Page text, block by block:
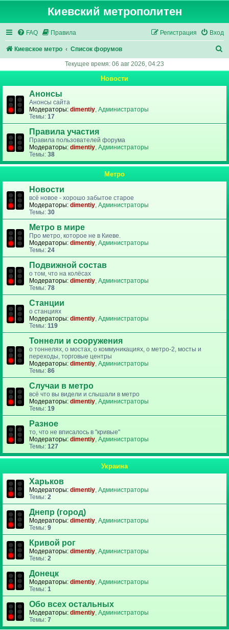
Киевский метрополитен
FAQ Правила Вход
Регистрация
Киевское метро Список форумов
Текущее время: 06 авг 2026, 04:23
Новости
Анонсы
Анонсы сайта
Модераторы: dimentiy, Администраторы
Темы: 17
Правила участия
Правила пользователей форума
Модераторы: dimentiy, Администраторы
Темы: 38
Метро
Новости
всё новое - хорошо забытое старое
Модераторы: dimentiy, Администраторы
Темы: 30
Метро в мире
Про метро, которое не в Киеве.
Модераторы: dimentiy, Администраторы
Темы: 24
Подвижной состав
о том, что на колёсах
Модераторы: dimentiy, Администраторы
Темы: 78
Станции
о станциях
Модераторы: dimentiy, Администраторы
Темы: 119
Тоннели и сооружения
о тоннелях, о мостах, о коммуникациях, о метро-2, мосты и
переходы, торговые центры
Модераторы: dimentiy, Администраторы
Темы: 86
Случаи в метро
всё что вы видели и слышали в метро
Модераторы: dimentiy, Администраторы
Темы: 19
Разное
то, что не вписалось в "кривые"
Модераторы: dimentiy, Администраторы
Темы: 127
Украина
Харьков
Модераторы: dimentiy, Администраторы
Темы: 2
Днепр (город)
Модераторы: dimentiy, Администраторы
Темы: 9
Кривой рог
Модераторы: dimentiy, Администраторы
Темы: 2
Донецк
Модераторы: dimentiy, Администраторы
Темы: 1
Обо всех остальных
Модераторы: dimentiy, Администраторы
Темы: 7